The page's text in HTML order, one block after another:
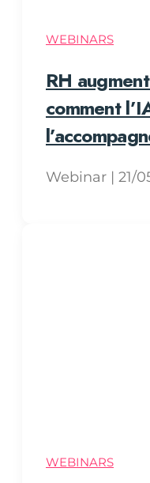
WEBINARS
RH
comment
Webinar | 21/
WEBINARS